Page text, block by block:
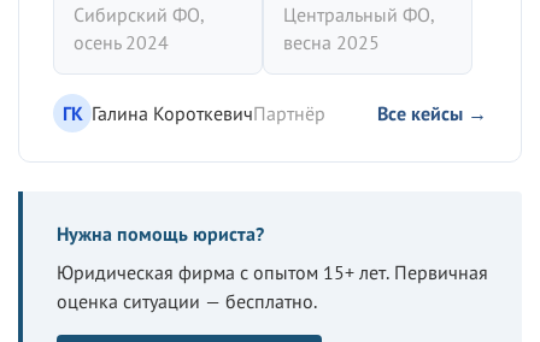
Сибирский ФО,
осень 2024
Центральный ФО,
весна 2025
ГК Галина КороткевичПартнёр Все кейсы →
Нужна помощь юриста?
Юридическая фирма с опытом 15+ лет. Первичная
оценка ситуации — бесплатно.